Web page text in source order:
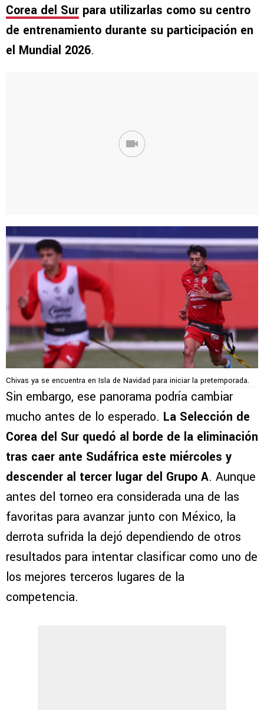
Corea del Sur para utilizarlas como su centro
de entrenamiento durante su participación en
el Mundial 2026.
Chivas ya se encuentra en Isla de Navidad para iniciar la pretemporada.
Sin embargo, ese panorama podría cambiar
mucho antes de lo esperado. La Selección de
Corea del Sur quedó al borde de la eliminación
tras caer ante Sudáfrica este miércoles y
descender al tercer lugar del Grupo A. Aunque
antes del torneo era considerada una de las
favoritas para avanzar junto con México, la
derrota sufrida la dejó dependiendo de otros
resultados para intentar clasificar como uno de
los mejores terceros lugares de la
competencia.